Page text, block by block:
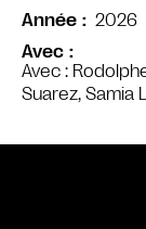
Avec
Avec :
Suarez, Samia
Année
2026